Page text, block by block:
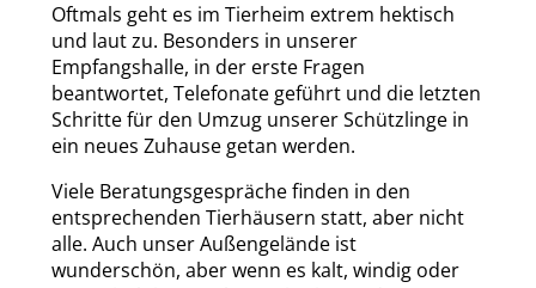
Oftmals geht es im Tierheim extrem hektisch
und laut zu. Besonders in unserer
Empfangshalle, in der erste Fragen
beantwortet, Telefonate geführt und die letzten
Schritte für den Umzug unserer Schützlinge in
ein neues Zuhause getan werden.
Viele Beratungsgespräche finden in den
entsprechenden Tierhäusern statt, aber nicht
alle. Auch unser Außengelände ist
wunderschön, aber wenn es kalt, windig oder